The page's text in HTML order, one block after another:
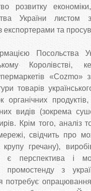
розвитку
України листом
експортерами та
Посольства
Королівстві,
«Cozmo»
товарів
органічних
видів (зокрема
Крім того, аналіз
свідчить про
крупу гречану),
є перспектива і
промостенду з
потребує